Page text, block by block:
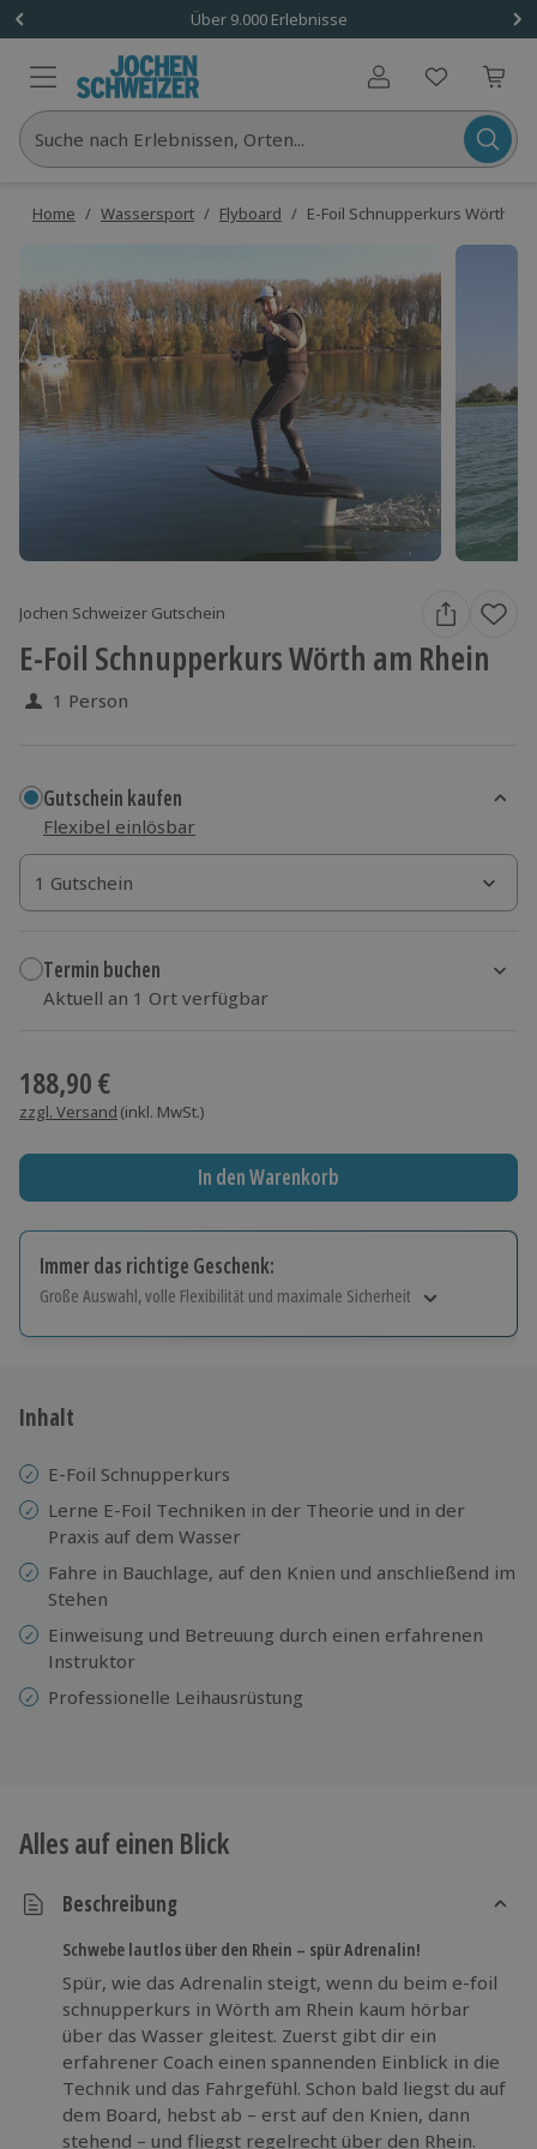
Über 9.000 Erlebnisse
Benutzerkonto
Suche nach Erlebnissen, Orten...
Home / Wassersport / Flyboard / E-Foil Schnupperkurs Wörth
Jochen Schweizer Gutschein
E-Foil Schnupperkurs Wörth am Rhein
1 Person
Gutschein kaufen
Flexibel einlösbar
1 Gutschein
1 Gutschein
1 Gutschein
Termin buchen
Aktuell an 1 Ort verfügbar
188,90 €
zzgl. Versand (inkl. MwSt.)
In den Warenkorb
Immer das richtige Geschenk:
Große Auswahl, volle Flexibilität und maximale Sicherheit
Jeder Gutschein für alle Erlebnisse einlösbar.
Inhalt
E-Foil Schnupperkurs
Lerne E-Foil Techniken in der Theorie und in der
Praxis auf dem Wasser
Fahre in Bauchlage, auf den Knien und anschließend im
Stehen
Einweisung und Betreuung durch einen erfahrenen
Instruktor
Professionelle Leihausrüstung
Alles auf einen Blick
Beschreibung
Schwebe lautlos über den Rhein – spür Adrenalin!
Spür, wie das Adrenalin steigt, wenn du beim e-foil
schnupperkurs in Wörth am Rhein kaum hörbar
über das Wasser gleitest. Zuerst gibt dir ein
erfahrener Coach einen spannenden Einblick in die
Technik und das Fahrgefühl. Schon bald liegst du auf
dem Board, hebst ab – erst auf den Knien, dann
stehend – und fliegst regelrecht über den Rhein.